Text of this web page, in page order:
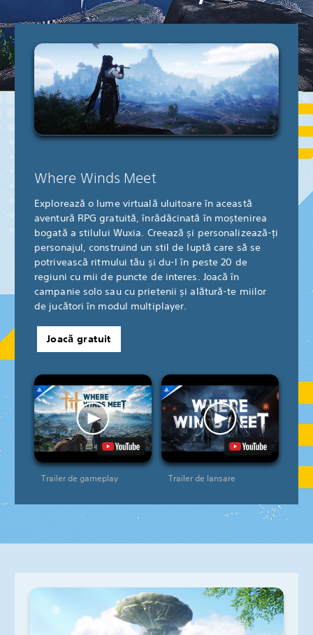
Where Winds Meet
Explorează o lume virtuală uluitoare în această
aventură RPG gratuită, înrădăcinată în moștenirea
bogată a stilului Wuxia. Creează și personalizează-ți
personajul, construind un stil de luptă care să se
potrivească ritmului tău și du-l în peste 20 de
regiuni cu mii de puncte de interes. Joacă în
campanie solo sau cu prietenii și alătură-te miilor
de jucători în modul multiplayer.
Joacă gratuit
Trailer de gameplay Trailer de lansare